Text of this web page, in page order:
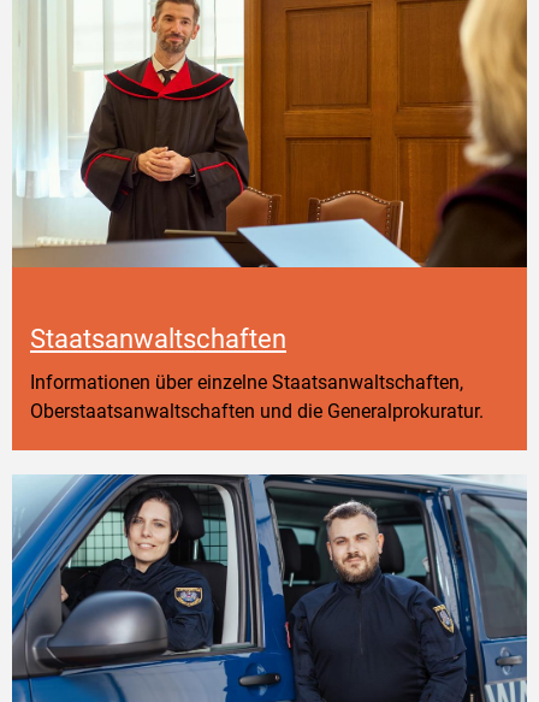
Staatsanwaltschaften
Informationen über einzelne Staatsanwaltschaften,
Oberstaatsanwaltschaften und die Generalprokuratur.